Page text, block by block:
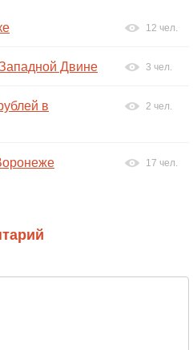
12 чел.
Двине 3 чел.
в
2 чел.
17 чел.